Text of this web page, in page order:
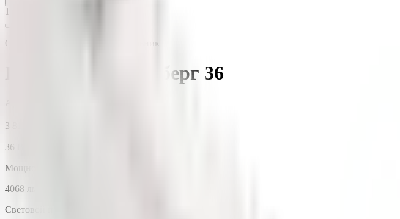
1
Офисный светодиодный светильник
ПК-СПЕКТР Айсберг 36
3 810 ₽
36
Мощность
4068
Световой поток